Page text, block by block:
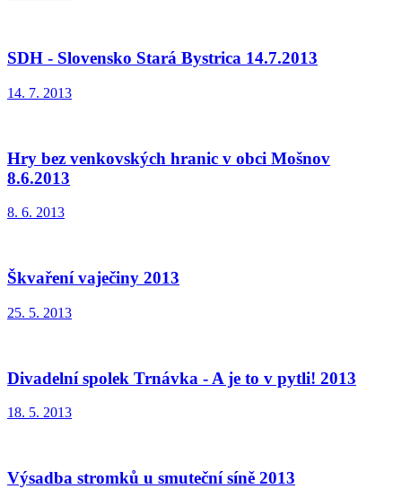
SDH - Slovensko Stará Bystrica 14.7.2013
14. 7. 2013
Hry bez venkovských hranic v obci Mošnov
8.6.2013
8. 6. 2013
Škvaření vaječiny 2013
25. 5. 2013
Divadelní spolek Trnávka - A je to v pytli! 2013
18. 5. 2013
Výsadba stromků u smuteční síně 2013